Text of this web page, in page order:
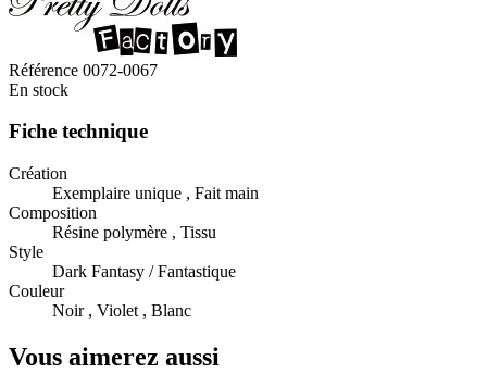
Référence 0072-0067
En stock
Fiche technique
Création
Exemplaire unique , Fait main
Composition
Résine polymère , Tissu
Style
Dark Fantasy / Fantastique
Couleur
Noir , Violet , Blanc
Vous aimerez aussi